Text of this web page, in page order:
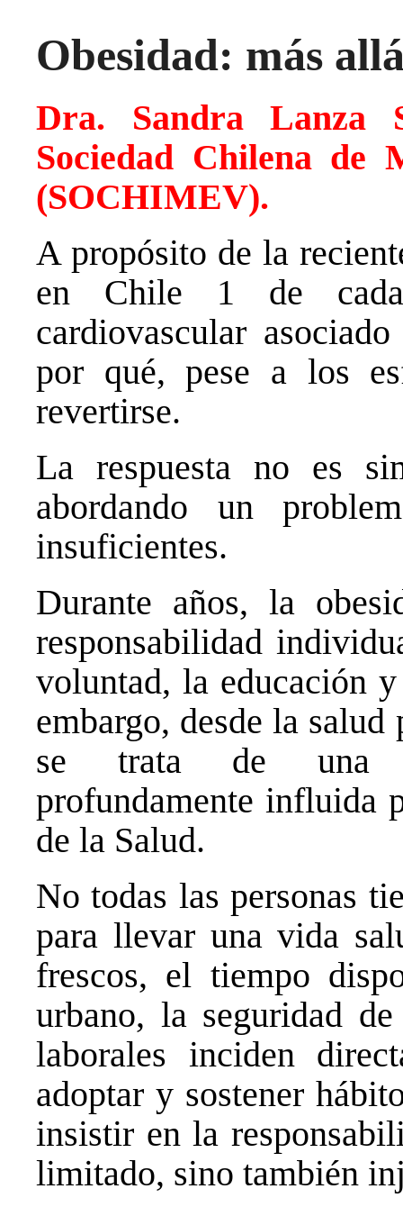
Obesidad: más
Dra. Sandra Lanza
Sociedad Chilena de
(SOCHIMEV).
A propósito de la
en Chile 1 de
cardiovascular
por qué, pese a los
revertirse.
La respuesta no es
abordando un
insuficientes.
Durante años, la
responsabilidad
voluntad, la educación
embargo, desde la
se trata de una
profundamente influida
de la Salud.
No todas las personas
para llevar una vida
frescos, el tiempo
urbano, la seguridad
laborales inciden
adoptar y sostener
insistir en la
limitado, sino también